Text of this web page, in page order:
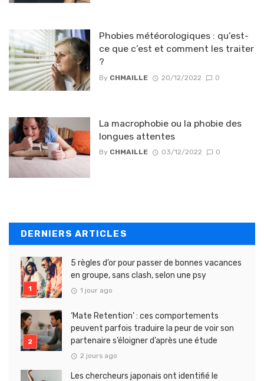
Phobies météorologiques : qu’est-
ce que c’est et comment les traiter
?
By CHMAILLE 20/12/2022 0
La macrophobie ou la phobie des
longues attentes
By CHMAILLE 03/12/2022 0
DERNIERS ARTICLES
5 règles d’or pour passer de bonnes vacances
en groupe, sans clash, selon une psy
1 jour ago
‘Mate Retention’ : ces comportements
peuvent parfois traduire la peur de voir son
partenaire s’éloigner d’après une étude
2 jours ago
Les chercheurs japonais ont identifié le